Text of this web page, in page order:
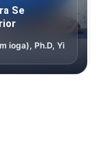
Se
ioga), Ph.D, Yi